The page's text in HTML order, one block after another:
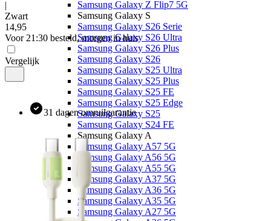
Samsung Galaxy Z Flip7 5G
Samsung Galaxy S
Samsung Galaxy S26 Serie
Samsung Galaxy S26 Ultra
Samsung Galaxy S26 Plus
Samsung Galaxy S26
Samsung Galaxy S25 Ultra
Samsung Galaxy S25 Plus
Samsung Galaxy S25 FE
Samsung Galaxy S25 Edge
Samsung Galaxy S25
Samsung Galaxy S24 FE
Samsung Galaxy A
Samsung Galaxy A57 5G
Samsung Galaxy A56 5G
Samsung Galaxy A55 5G
Samsung Galaxy A37 5G
Samsung Galaxy A36 5G
Samsung Galaxy A35 5G
Samsung Galaxy A27 5G
|
Zwart
14,95
Voor 21:30 besteld, morgen in huis
Vergelijk
31 dagen omruilgarantie